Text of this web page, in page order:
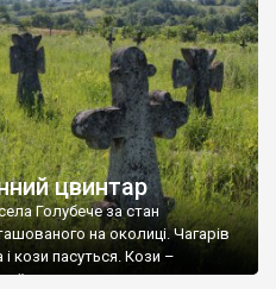
цвинтар
Голубече за стан
на околиці. Чагарів
кози пасуться. Кози –
для старих кладовищ,